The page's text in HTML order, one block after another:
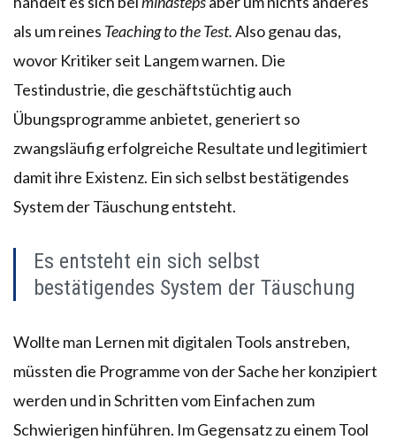
als um reines Teaching to the Test.Also genau das,
wovor Kritiker seit Langem warnen. Die
Testindustrie, die geschäftstüchtig auch
Übungsprogramme anbietet, generiert so
zwangsläufig erfolgreiche Resultate und legitimiert
damit ihre Existenz. Ein sich selbst bestätigendes
System der Täuschung entsteht.
Es entsteht ein sich selbst
bestätigendes System der Täuschung
Wollte man Lernen mit digitalen Tools anstreben,
müssten die Programme von der Sache her konzipiert
werden und in Schritten vom Einfachen zum
Schwierigen hinführen. Im Gegensatz zu einem Tool